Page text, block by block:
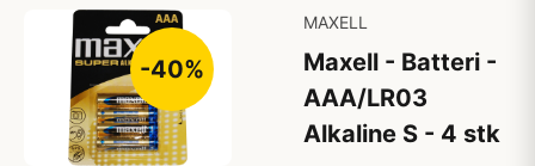
-40%
MAXELL
Maxell - Batteri -
AAA/LR03
Alkaline S - 4 stk